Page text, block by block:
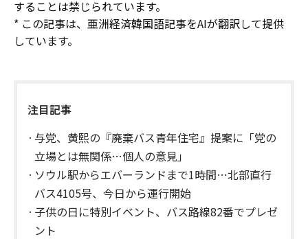
することは禁じられています。
* この記事は、亜洲経済韓国語記事をAIが翻訳して提供
しています。
注目記事
与党、黄熙の『廃棄バス青年住宅』提案に「党の
立場とは無関係…個人の意見」
ソウル駅からエバーランドまで1時間…北部直行
バス4105号、今日から運行開始
子供の日に特別イベント、バス路線82番でプレゼ
ント